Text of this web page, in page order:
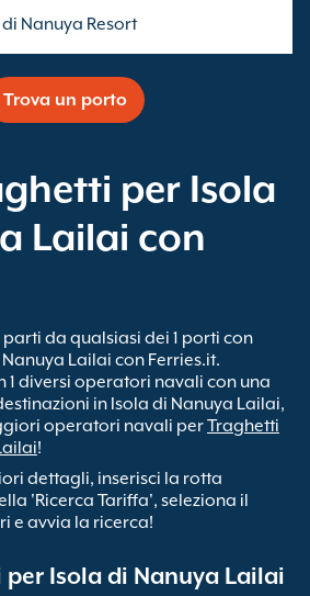
Nanuya Resort
Trova un porto
per Isola
Lailai con
da qualsiasi dei 1 porti con
Lailai con Ferries.it.
diversi operatori navali con una
in Isola di Nanuya Lailai,
operatori navali perTraghetti
!
dettagli, inserisci la rotta
'Ricerca Tariffa', seleziona il
e avvia la ricerca!
Isola di Nanuya Lailai